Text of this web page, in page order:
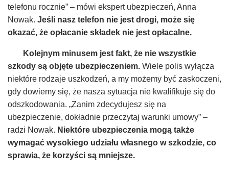
telefonu rocznie” – mówi ekspert ubezpieczeń, Anna
Nowak. Jeśli nasz telefon nie jest drogi, może się
okazać, że opłacanie składek nie jest opłacalne.
Kolejnym minusem jest fakt, że nie wszystkie
szkody są objęte ubezpieczeniem. Wiele polis wyłącza
niektóre rodzaje uszkodzeń, a my możemy być zaskoczeni,
gdy dowiemy się, że nasza sytuacja nie kwalifikuje się do
odszkodowania. „Zanim zdecydujesz się na
ubezpieczenie, dokładnie przeczytaj warunki umowy” –
radzi Nowak. Niektóre ubezpieczenia mogą także
wymagać wysokiego udziału własnego w szkodzie, co
sprawia, że korzyści są mniejsze.